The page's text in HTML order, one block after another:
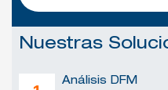
Nuestras
Análisis DFM